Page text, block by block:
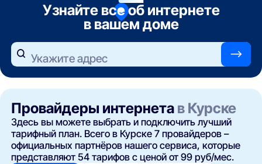
Узнайте все об интернете
в вашем доме
Укажите адрес —>
Провайдеры интернета в Курске
Здесь вы можете выбрать и подключить лучший
тарифный план. Всего в Курске 7 провайдеров –
официальных партнёров нашего сервиса, которые
представляют 54 тарифов с ценой от 99 руб/мес.